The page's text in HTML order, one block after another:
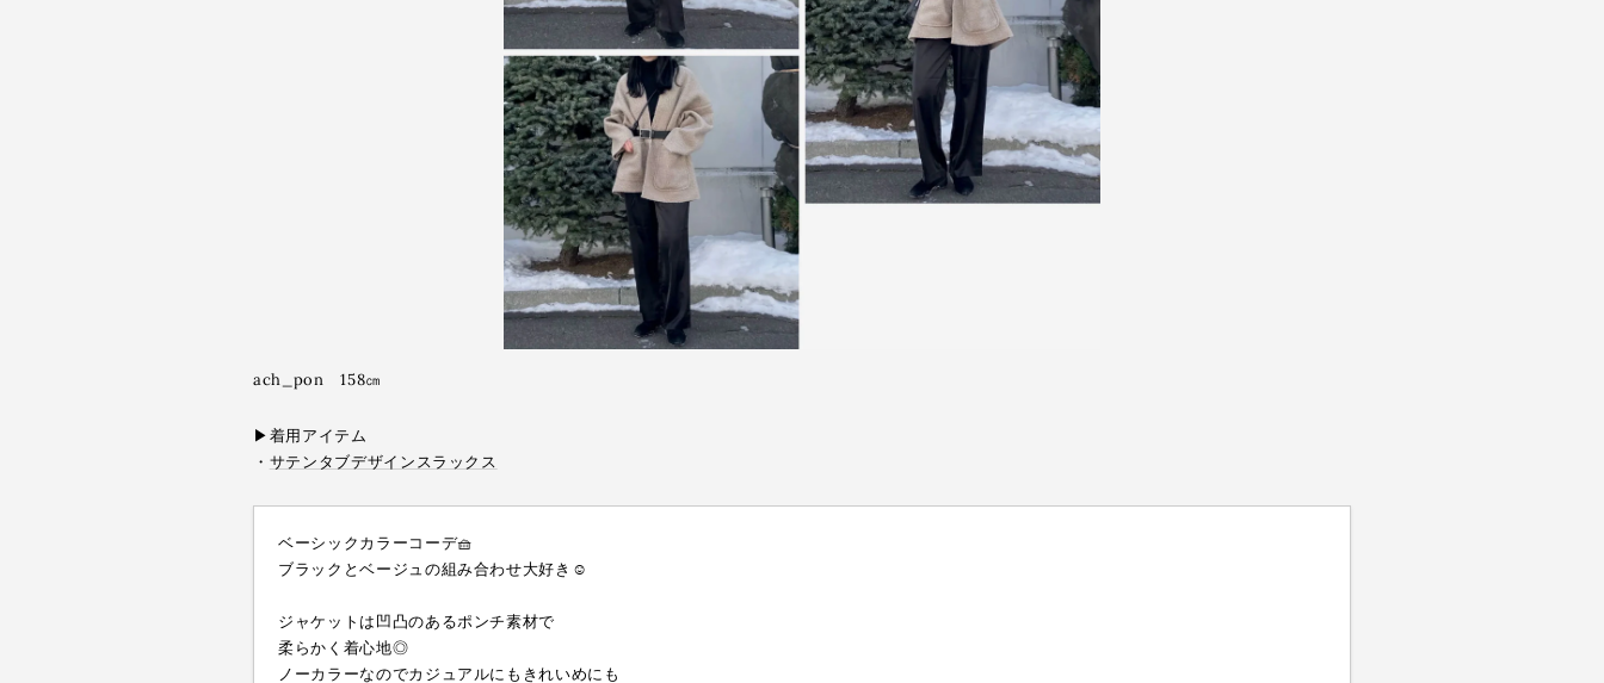
ach_pon 158㎝
▶︎着用アイテム
・ サテンタブデザインスラックス
ベーシックカラーコーデ🧺
ブラックとベージュの組み合わせ大好き☺️
ジャケットは凹凸のあるポンチ素材で
柔らかく着心地◎
ノーカラーなのでカジュアルにもきれいめにも